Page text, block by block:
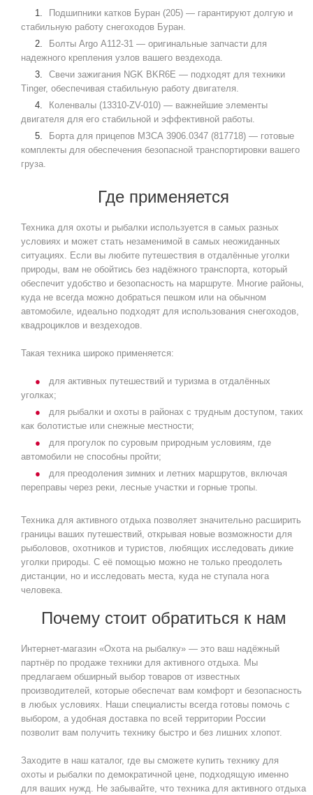
Подшипники катков Буран (205) — гарантируют долгую и
стабильную работу снегоходов Буран.
Болты Argo А112-31 — оригинальные запчасти для
надежного крепления узлов вашего вездехода.
Свечи зажигания NGK BKR6E — подходят для техники
Tinger, обеспечивая стабильную работу двигателя.
Коленвалы (13310-ZV-010) — важнейшие элементы
двигателя для его стабильной и эффективной работы.
Борта для прицепов МЗСА 3906.0347 (817718) — готовые
комплекты для обеспечения безопасной транспортировки вашего
груза.
Где применяется
Техника для охоты и рыбалки используется в самых разных
условиях и может стать незаменимой в самых неожиданных
ситуациях. Если вы любите путешествия в отдалённые уголки
природы, вам не обойтись без надёжного транспорта, который
обеспечит удобство и безопасность на маршруте. Многие районы,
куда не всегда можно добраться пешком или на обычном
автомобиле, идеально подходят для использования снегоходов,
квадроциклов и вездеходов.
Такая техника широко применяется:
для активных путешествий и туризма в отдалённых
уголках;
для рыбалки и охоты в районах с трудным доступом, таких
как болотистые или снежные местности;
для прогулок по суровым природным условиям, где
автомобили не способны пройти;
для преодоления зимних и летних маршрутов, включая
переправы через реки, лесные участки и горные тропы.
Техника для активного отдыха позволяет значительно расширить
границы ваших путешествий, открывая новые возможности для
рыболовов, охотников и туристов, любящих исследовать дикие
уголки природы. С её помощью можно не только преодолеть
дистанции, но и исследовать места, куда не ступала нога
человека.
Почему стоит обратиться к нам
Интернет-магазин «Охота на рыбалку» — это ваш надёжный
партнёр по продаже техники для активного отдыха. Мы
предлагаем обширный выбор товаров от известных
производителей, которые обеспечат вам комфорт и безопасность
в любых условиях. Наши специалисты всегда готовы помочь с
выбором, а удобная доставка по всей территории России
позволит вам получить технику быстро и без лишних хлопот.
Заходите в наш каталог, где вы сможете купить технику для
охоты и рыбалки по демократичной цене, подходящую именно
для ваших нужд. Не забывайте, что техника для активного отдыха